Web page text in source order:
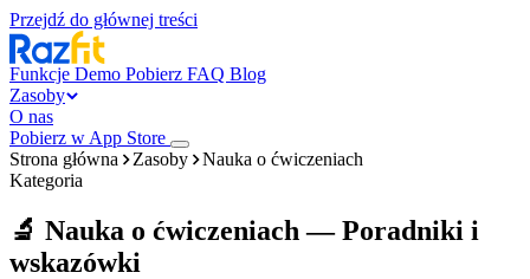
Przejdź do głównej treści
Funkcje Demo Pobierz FAQ Blog
Zasoby
O nas
Pobierz w App Store
Strona główna
Zasoby
Nauka o ćwiczeniach
Kategoria
🔬 Nauka o ćwiczeniach — Poradniki i
wskazówki